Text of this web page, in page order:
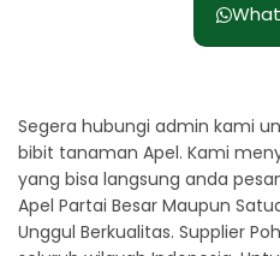
Segera hubungi admin kami
bibit tanaman Apel. Kami
yang bisa langsung anda
Apel Partai Besar Maupun
Unggul Berkualitas. Supplier